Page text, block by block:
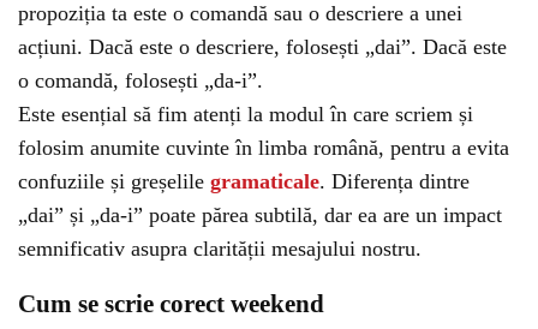
propoziția ta este o comandă sau o descriere a unei
acțiuni. Dacă este o descriere, folosești „dai”. Dacă este
o comandă, folosești „da-i”.
Este esențial să fim atenți la modul în care scriem și
folosim anumite cuvinte în limba română, pentru a evita
confuziile și greșelile gramaticale. Diferența dintre
„dai” și „da-i” poate părea subtilă, dar ea are un impact
semnificativ asupra clarității mesajului nostru.
Cum se scrie corect weekend